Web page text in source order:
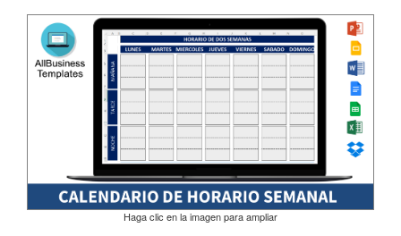
Haga clic en la imagen para ampliar